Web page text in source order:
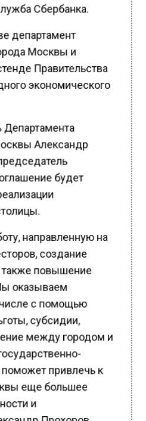
Сбербанка.
департамент
Москвы и
Правительства
экономического
Департамента
Александр
будет
направленную на
создание
также повышение
оказываем
с помощью
субсидии,
между городом и
поможет привлечь к
еще большее
и